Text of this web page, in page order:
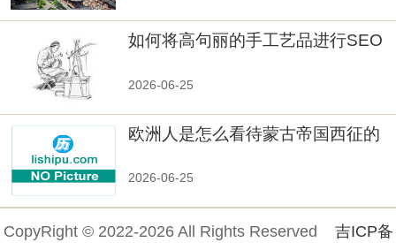
如何将高句丽的手工艺品进行SEO
2026-06-25
欧洲人是怎么看待蒙古帝国西征的
2026-06-25
CopyRight © 2022-2026 All Rights Reserved 吉ICP备